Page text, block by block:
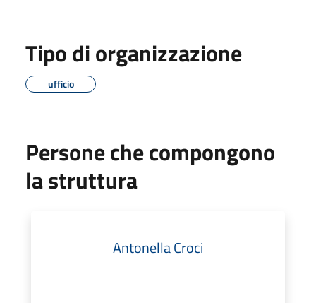
Tipo di organizzazione
ufficio
Persone che compongono
la struttura
Antonella Croci